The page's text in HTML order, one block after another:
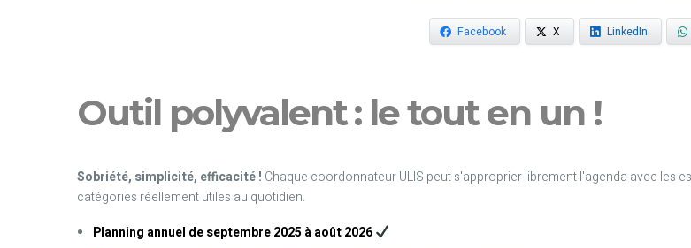
Facebook X LinkedIn
Outil polyvalent : le tout en un !
Sobriété, simplicité, efficacité ! Chaque coordonnateur ULIS peut s'approprier librement l'agenda avec les
catégories réellement utiles au quotidien.
Planning annuel de septembre 2025 à août 2026